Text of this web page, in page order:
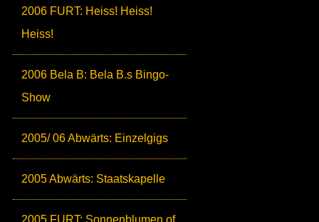
2006 FURT: Heiss! Heiss!
Heiss!
2006 Bela B: Bela B.s Bingo-
Show
2005/ 06 Abwärts: Einzelgigs
2005 Abwärts: Staatskapelle
2005 FURT: Sonnenblumen of